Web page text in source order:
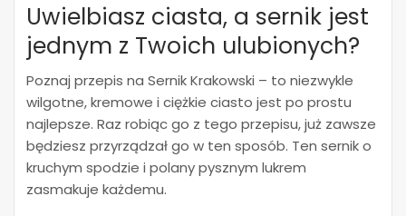
Uwielbiasz ciasta, a sernik jest
jednym z Twoich ulubionych?
Poznaj przepis na Sernik Krakowski – to niezwykle
wilgotne, kremowe i ciężkie ciasto jest po prostu
najlepsze. Raz robiąc go z tego przepisu, już zawsze
będziesz przyrządzał go w ten sposób. Ten sernik o
kruchym spodzie i polany pysznym lukrem
zasmakuje każdemu.